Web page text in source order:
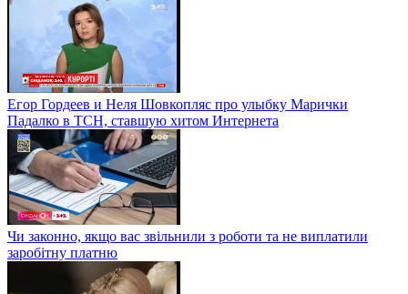
Егор Гордеев и Неля Шовкопляс про улыбку Марички
Падалко в ТСН, ставшую хитом Интернета
Чи законно, якщо вас звільнили з роботи та не виплатили
заробітну платню